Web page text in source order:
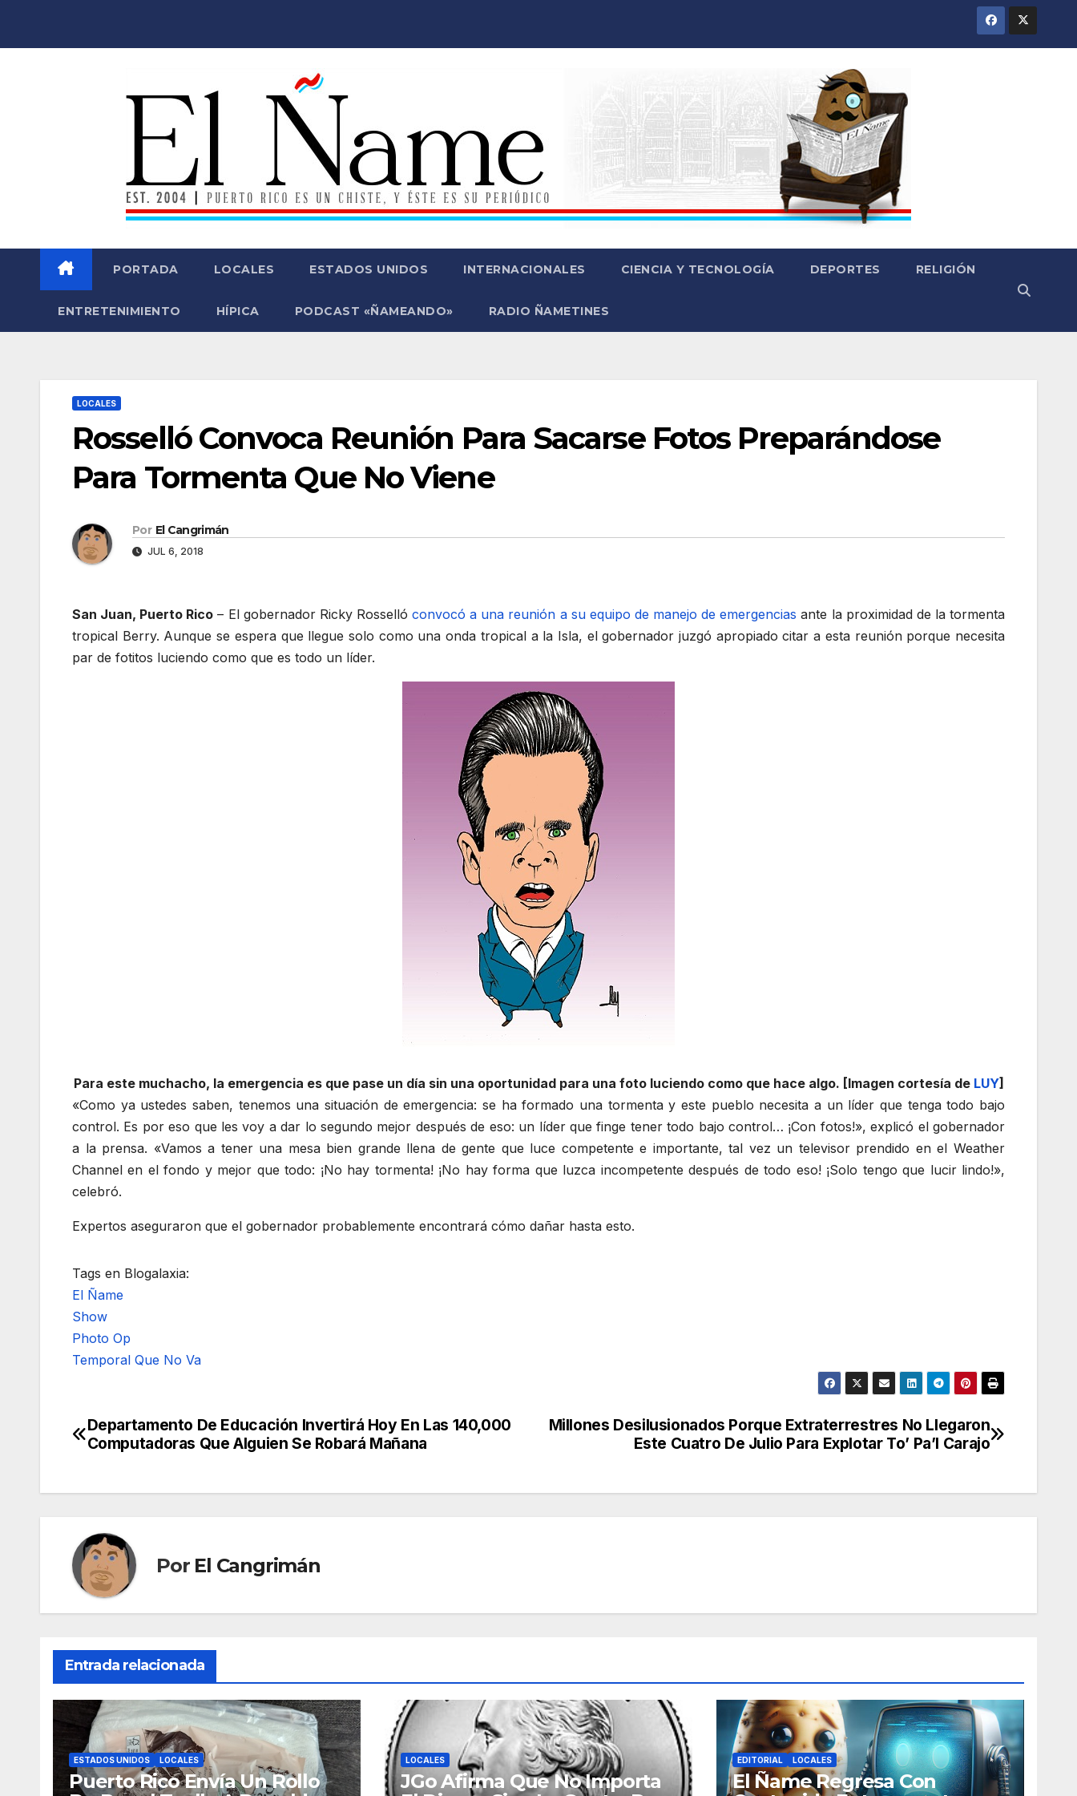
PORTADA LOCALES ESTADOS UNIDOS INTERNACIONALES CIENCIA Y TECNOLOGÍA DEPORTES RELIGIÓN
ENTRETENIMIENTO HÍPICA PODCAST «ÑAMEANDO» RADIO ÑAMETINES
LOCALES
Rosselló Convoca Reunión Para Sacarse Fotos Preparándose
Para Tormenta Que No Viene
Por El Cangrimán
JUL 6, 2018
San Juan, Puerto Rico – El gobernador Ricky Rossellóconvocó a una reunión a su equipo de manejo de emergencias ante la proximidad de la tormenta
tropical Berry. Aunque se espera que llegue solo como una onda tropical a la Isla, el gobernador juzgó apropiado citar a esta reunión porque necesita
par de fotitos luciendo como que es todo un líder.
Para este muchacho, la emergencia es que pase un día sin una oportunidad para una foto luciendo como que hace algo. [Imagen cortesía de LUY]
«Como ya ustedes saben, tenemos una situación de emergencia: se ha formado una tormenta y este pueblo necesita a un líder que tenga todo bajo
control. Es por eso que les voy a dar lo segundo mejor después de eso: un líder que finge tener todo bajo control… ¡Con fotos!», explicó el gobernador
a la prensa. «Vamos a tener una mesa bien grande llena de gente que luce competente e importante, tal vez un televisor prendido en el Weather
Channel en el fondo y mejor que todo: ¡No hay tormenta! ¡No hay forma que luzca incompetente después de todo eso! ¡Solo tengo que lucir lindo!»,
celebró.
Expertos aseguraron que el gobernador probablemente encontrará cómo dañar hasta esto.
Tags en Blogalaxia:
El Ñame
Show
Photo Op
Temporal Que No Va
Navegación
entradas
Millones Desilusionados Porque Extraterrestres No Llegaron
Este Cuatro De Julio Para Explotar To’ Pa’l Carajo
Departamento De Educación Invertirá Hoy En Las 140,000
Computadoras Que Alguien Se Robará Mañana
Por El Cangrimán
Entrada relacionada
ESTADOS UNIDOS LOCALES
Puerto Rico Envía Un Rollo
LOCALES
JGo Afirma Que No Importa
EDITORIAL LOCALES
El Ñame Regresa Con